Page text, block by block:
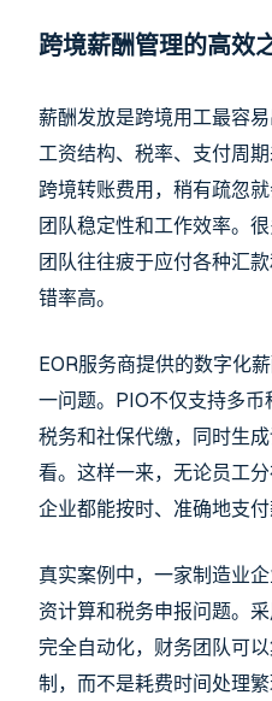
跨境薪酬管理的高效
薪酬发放是跨境用工最容
工资结构、税率、支付周
跨境转账费用，稍有疏忽
团队稳定性和工作效率。
团队往往疲于应付各种汇
错率高。
EOR服务商提供的数字化
一问题。PIO不仅支持多
税务和社保代缴，同时生
看。这样一来，无论员工
企业都能按时、准确地支
真实案例中，一家制造业
资计算和税务申报问题。
完全自动化，财务团队可
制，而不是耗费时间处理